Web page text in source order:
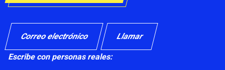
Escribe con personas reales:
e
n
t
i
m
Correo electrónico Llamar